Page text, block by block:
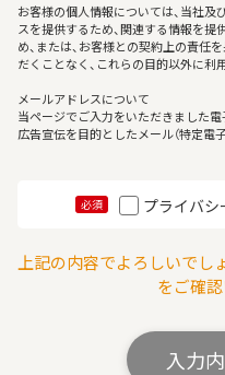
お客様の個人情報については、当社及
スを提供するため、関連する情報を提
め、または、お客様との契約上の責任
だくことなく、これらの目的以外に利
メールアドレスについて
当ページでご入力をいただきました
広告宣伝を目的としたメール（特定電
必須 プライバシ
上記の内容でよろしいでし
をご確認
入力